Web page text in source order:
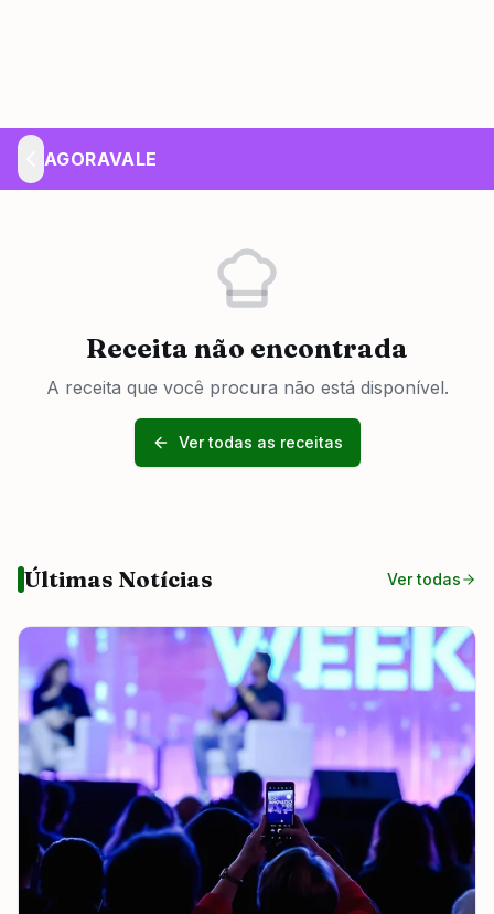
AGORAVALE
Receita não encontrada
A receita que você procura não está disponível.
Ver todas as receitas
Últimas Notícias Ver todas